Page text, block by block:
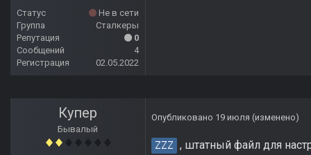
Статус
Не в сети
Группа
Сталкеры
Репутация
0
Сообщений
4
Регистрация
02.05.2022
Купер
Бывалый
Опубликовано 19 июля (изменено)
ZZZ , штатный файл для